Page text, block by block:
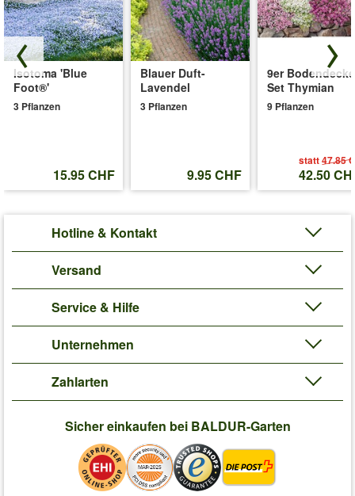
Melonen benötigen eine hohe Menge an Wasser und eine
ausreichende Nährstoffversorgung, um optimal wachsen zu
können und einen guten Ertrag zu bringen. Vermeiden Sie
Staunässe und gießen Sie nicht über die Blätter. (Cucumis
melo)
Isotoma 'Blue
Foot®'
3 Pflanzen
15.95 CHF
Blauer Duft-
Lavendel
3 Pflanzen
9.95 CHF
9er
Set Thymian
9 Pflanzen
statt47.85
42.50
Hotline & Kontakt
Versand
Service & Hilfe
Unternehmen
Zahlarten
Sicher einkaufen bei BALDUR-Garten